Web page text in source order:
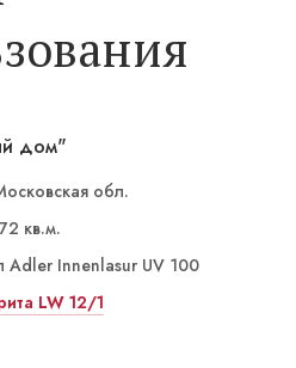
дом"
обл.
кв.м.
Adler Innenlasur UV 100
LW 12/1
12/1